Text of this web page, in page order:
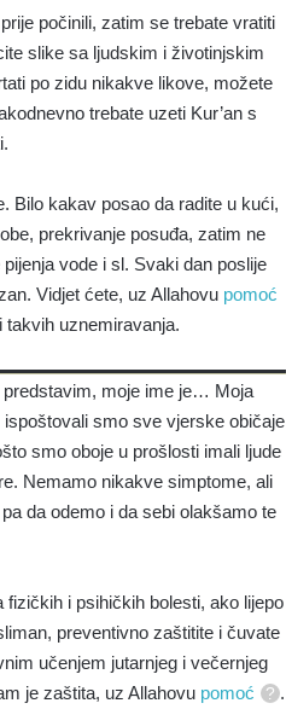
počinili, zatim se trebate vratiti
slike sa ljudskim i životinjskim
po zidu nikakve likove, možete
trebate uzeti Kur’an s
Bilo kakav posao da radite u kući,
prekrivanje posuđa, zatim ne
vode i sl. Svaki dan poslije
Vidjet ćete, uz Allahovu pomoć
takvih uznemiravanja.
predstavim, moje ime je… Moja
smo sve vjerske običaje
smo oboje u prošlosti imali ljude
Nemamo nikakve simptome, ali
da odemo i da sebi olakšamo te
i psihičkih bolesti, ako lijepo
preventivno zaštitite i čuvate
učenjem jutarnjeg i večernjeg
je zaštita, uz Allahovu pomoć .